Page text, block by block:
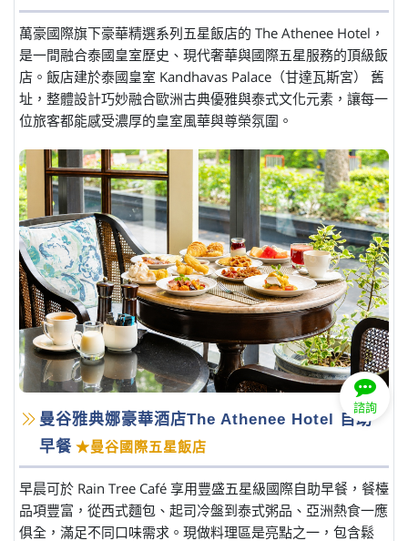
萬豪國際旗下豪華精選系列五星飯店的 The Athenee Hotel，
是一間融合泰國皇室歷史、現代奢華與國際五星服務的頂級飯
店。飯店建於泰國皇室 Kandhavas Palace（甘達瓦斯宮） 舊
址，整體設計巧妙融合歐洲古典優雅與泰式文化元素，讓每一
位旅客都能感受濃厚的皇室風華與尊榮氛圍。
曼谷雅典娜豪華酒店The Athenee Hotel 自助
早餐 ★曼谷國際五星飯店
早晨可於 Rain Tree Café 享用豐盛五星級國際自助早餐，餐檯
品項豐富，從西式麵包、起司冷盤到泰式粥品、亞洲熱食一應
俱全，滿足不同口味需求。現做料理區是亮點之一，包含鬆
諮詢